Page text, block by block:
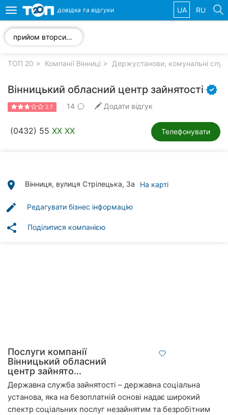
компанії
клініки
Автошколи
Всі
міста:
Вінниця
Житомир
Toggle
navigation
довідка та відгуки UA RU
прийом вторсировини
ТОП 20 Компанії Вінниці Держустанови, комунальні
Вінницький обласний центр зайнятості
2.7 14 Додати відгук
(0432) 55 XX XX Телефонувати
place Вінниця, вулиця Стрілецька, 3а На карті
edit Редагувати бізнес інформацію
share Поділитися компанією
Послуги компанії
Вінницький обласний
центр зайнято...
Державна служба зайнятості – державна соціальна
установа, яка на безоплатній основі надає широкий
спектр соціальних послуг незайнятим та безробітним